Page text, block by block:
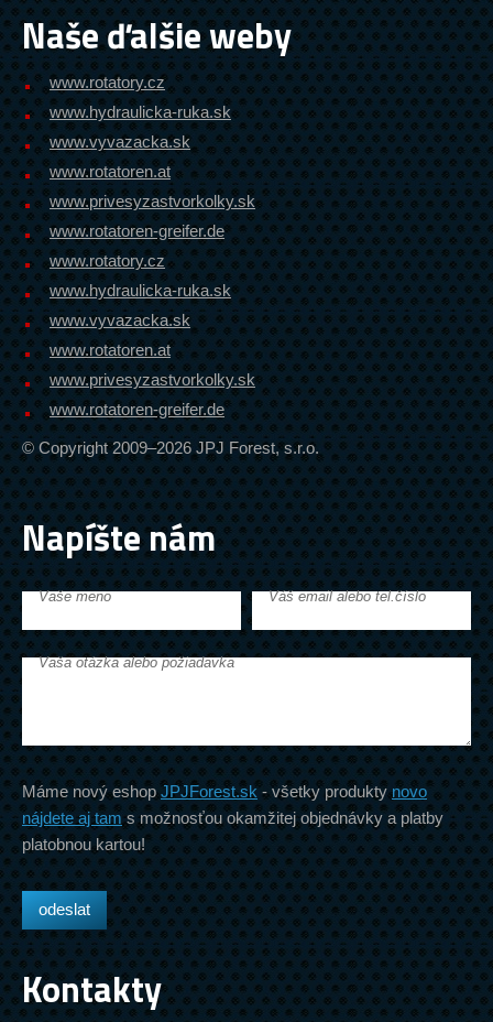
Naše ďalšie weby
www.rotatory.cz
www.hydraulicka-ruka.sk
www.vyvazacka.sk
www.rotatoren.at
www.privesyzastvorkolky.sk
www.rotatoren-greifer.de
www.rotatory.cz
www.hydraulicka-ruka.sk
www.vyvazacka.sk
www.rotatoren.at
www.privesyzastvorkolky.sk
www.rotatoren-greifer.de
© Copyright 2009–2026 JPJ Forest, s.r.o.
Napíšte nám
Vaše meno Váš email alebo tel.číslo
Vaša otázka alebo požiadavka
Máme nový eshopJPJForest.sk- všetky produktynovo
nájdete aj tams možnosťou okamžitej objednávky a platby
platobnou kartou!
Kontakty